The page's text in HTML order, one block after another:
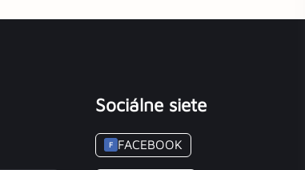
Sociálne siete
F FACEBOOK